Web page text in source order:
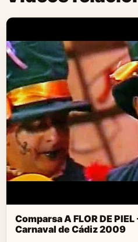
Comparsa A FLOR DE
Carnaval de Cádiz 2009